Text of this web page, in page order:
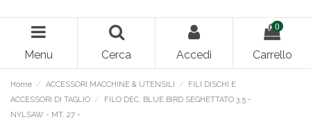
Menu Cerca Accedi
0
Carrello
Home ACCESSORI MACCHINE & UTENSILI
FILI DISCHI E
ACCESSORI DI TAGLIO
FILO DEC. BLUE BIRD SEGHETTATO 3,5 -
NYLSAW - MT. 27 -